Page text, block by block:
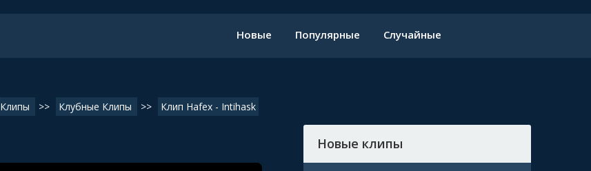
Новые Популярные Случайные
Клипы >> Клубные Клипы >> Клип Hafex - Intihask
Новые клипы